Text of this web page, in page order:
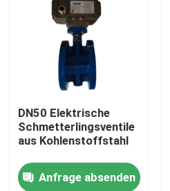
Videos
Über uns
Werksbesichtigung
Qualitätskontrolle
Kontakt mit uns
DN50 Elektrische
Schmetterlingsventile
aus Kohlenstoffstahl
Anfrage absenden